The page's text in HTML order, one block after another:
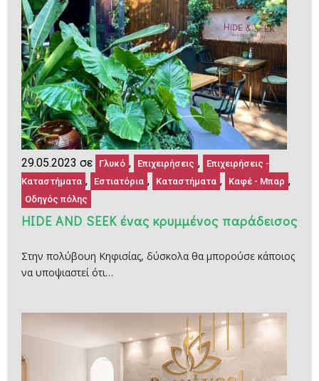
29.05.2023 σε Γλυκό , Επιχειρήσεις ,
Επιχειρήσεις -
Καταστήματα , Εστιατόρια , Καταστήματα , Καφέ - Μπαρ ,
Οδηγός πόλης
ΗΙDE AND SEEK ένας κρυμμένος παράδεισος
Στην πολύβουη Κηφισίας, δύσκολα θα μπορούσε κάποιος
να υποψιαστεί ότι…